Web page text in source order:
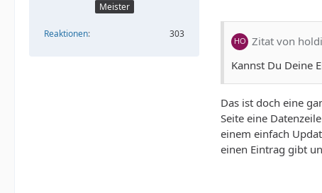
Meister
Reaktionen 303
Zitat von holdi
Kannst Du Deine
Das ist doch eine
Seite eine
einem einfach
einen Eintrag gibt